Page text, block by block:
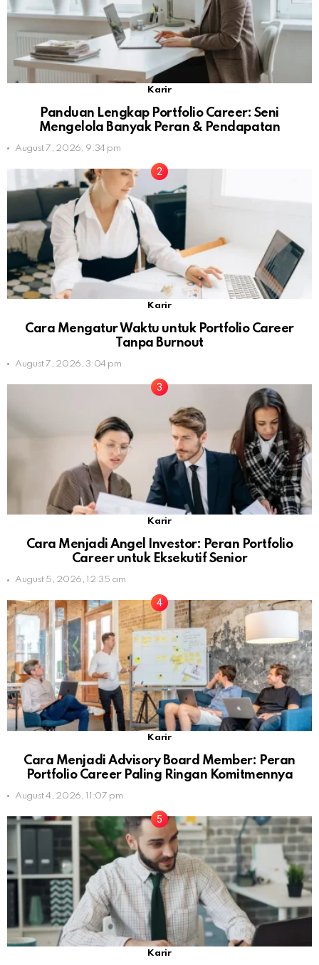
Karir
Panduan Lengkap Portfolio Career: Seni
Mengelola Banyak Peran & Pendapatan
August 7, 2026, 9:34 pm
Karir
Cara Mengatur Waktu untuk Portfolio Career
Tanpa Burnout
August 7, 2026, 3:04 pm
Karir
Cara Menjadi Angel Investor: Peran Portfolio
Career untuk Eksekutif Senior
August 5, 2026, 12:35 am
Karir
Cara Menjadi Advisory Board Member: Peran
Portfolio Career Paling Ringan Komitmennya
August 4, 2026, 11:07 pm
Karir